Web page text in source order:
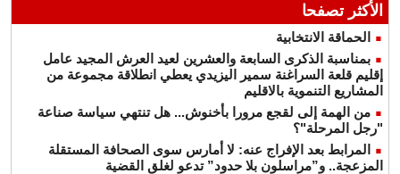
الأكثر تصفحا
الحماقة الانتخابية
بمناسبة الذكرى السابعة والعشرين لعيد العرش المجيد عامل
إقليم قلعة السراغنة سمير اليزيدي يعطي انطلاقة مجموعة من
المشاريع التنموية بالاقليم
من الهمة إلى لقجع مرورا بأخنوش... هل تنتهي سياسة صناعة
"رجل المرحلة"؟
المرابط بعد الإفراج عنه: لا أمارس سوى الصحافة المستقلة
المزعجة.. و”مراسلون بلا حدود” تدعو لغلق القضية